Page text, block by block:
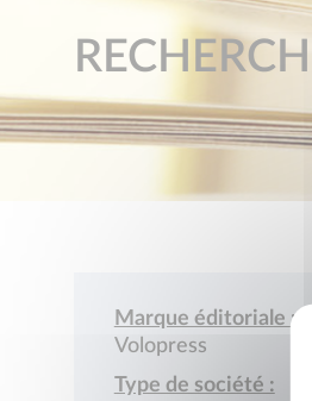
Marque éditoriale :
Volopress
Type de société :